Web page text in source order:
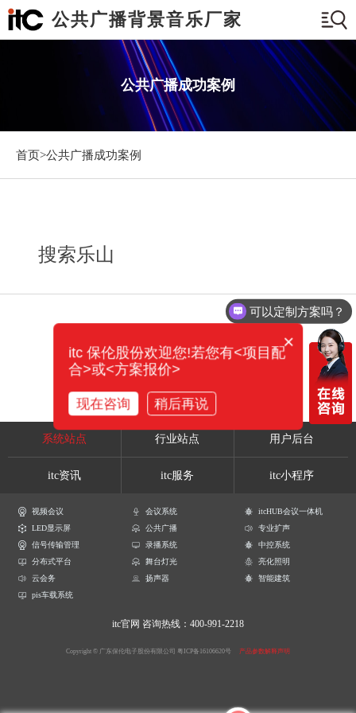
公共广播背景音乐厂家
公共广播成功案例
首页>公共广播成功案例
搜索乐山
系统站点 行业站点 用户后台
itc资讯 itc服务 itc小程序
视频会议 会议系统
itcHUB会议一体机
LED显示屏
公共广播
专业扩声
信号传输管理
录播系统
中控系统
分布式平台
舞台灯光
亮化照明
云会务
扬声器
智能建筑
pis车载系统
itc官网 咨询热线：400-991-2218
Copyright © 广东保伦电子股份有限公司 粤ICP备16106620号 产品参数解释声明
可以定制方案吗？
×
itc 保伦股份欢迎您!若您有<项目配
合>或<方案报价>
现在咨询 稍后再说